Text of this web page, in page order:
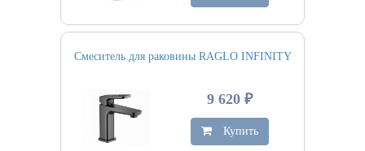
Смеситель для раковины RAGLO INFINITY
9 620 ₽
Купить